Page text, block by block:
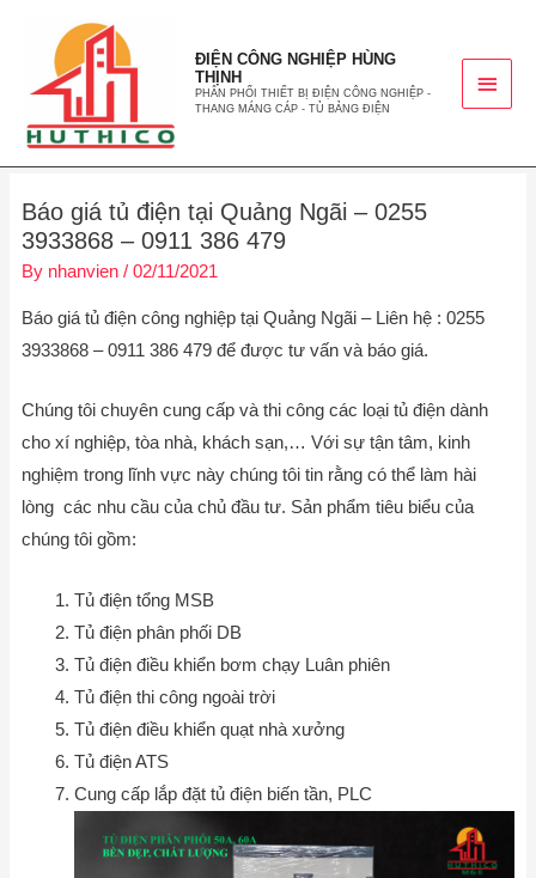
ĐIỆN CÔNG NGHIỆP HÙNG
THỊNH
PHÂN PHỐI THIẾT BỊ ĐIỆN CÔNG NGHIỆP -
THANG MÁNG CÁP - TỦ BẢNG ĐIỆN
Báo giá tủ điện tại Quảng Ngãi – 0255
3933868 – 0911 386 479
By nhanvien / 02/11/2021
Báo giá tủ điện công nghiệp tại Quảng Ngãi – Liên hệ : 0255
3933868 – 0911 386 479 để được tư vấn và báo giá.
Chúng tôi chuyên cung cấp và thi công các loại tủ điện dành
cho xí nghiệp, tòa nhà, khách sạn,… Với sự tận tâm, kinh
nghiệm trong lĩnh vực này chúng tôi tin rằng có thể làm hài
lòng các nhu cầu của chủ đầu tư. Sản phẩm tiêu biểu của
chúng tôi gồm:
Tủ điện tổng MSB
Tủ điện phân phối DB
Tủ điện điều khiển bơm chạy Luân phiên
Tủ điện thi công ngoài trời
Tủ điện điều khiển quạt nhà xưởng
Tủ điện ATS
Cung cấp lắp đặt tủ điện biến tần, PLC